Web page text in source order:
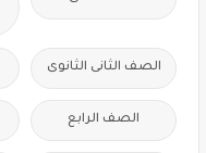
الصف الثانى الثانوى
الصف الرابع